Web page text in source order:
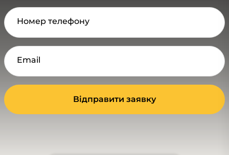
Номер телефону
Email
Відправити заявку